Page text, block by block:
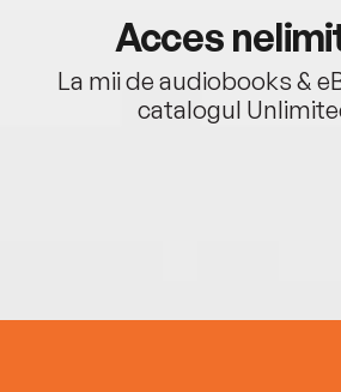
Acces
La mii de audiobooks &
catalogul